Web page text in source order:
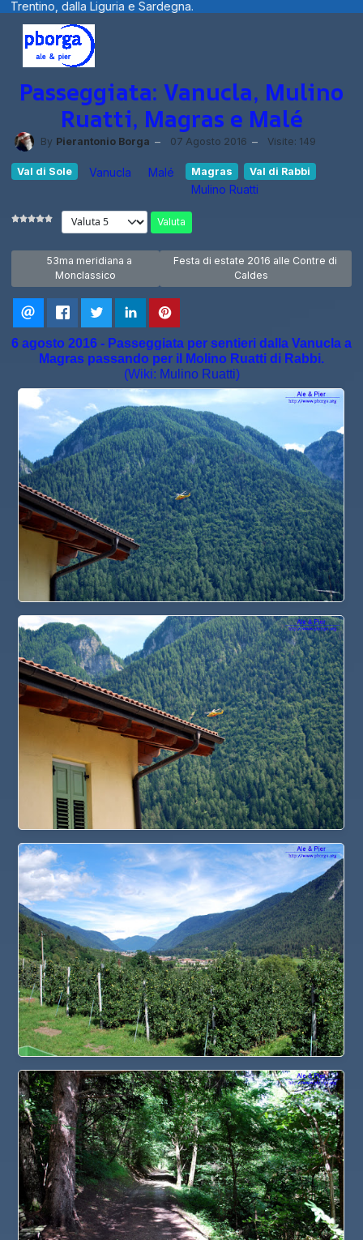
Passeggiata: Vanucla, Mulino
Ruatti, Magras e Malé
By Pierantonio Borga 07 Agosto 2016 Visite: 149
Val di Sole Vanucla Malé Magras Val di Rabbi
Mulino Ruatti
Valuta
Articolo precedente: 53ma meridiana a Monclassico
53ma meridiana a
Monclassico
Articolo successivo: Festa di estate
Festa di estate 2016 alle Contre di
Caldes
6 agosto 2016 - Passeggiata per sentieri dalla Vanucla a
Magras passando per il Molino Ruatti di Rabbi.
(Wiki: Mulino Ruatti)